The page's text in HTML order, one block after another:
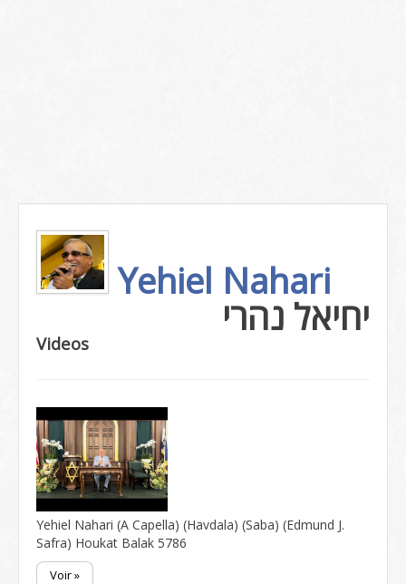
Yehiel Nahari
יחיאל נהרי
Videos
Yehiel Nahari (A Capella) (Havdala) (Saba) (Edmund J.
Safra) Houkat Balak 5786
Voir »